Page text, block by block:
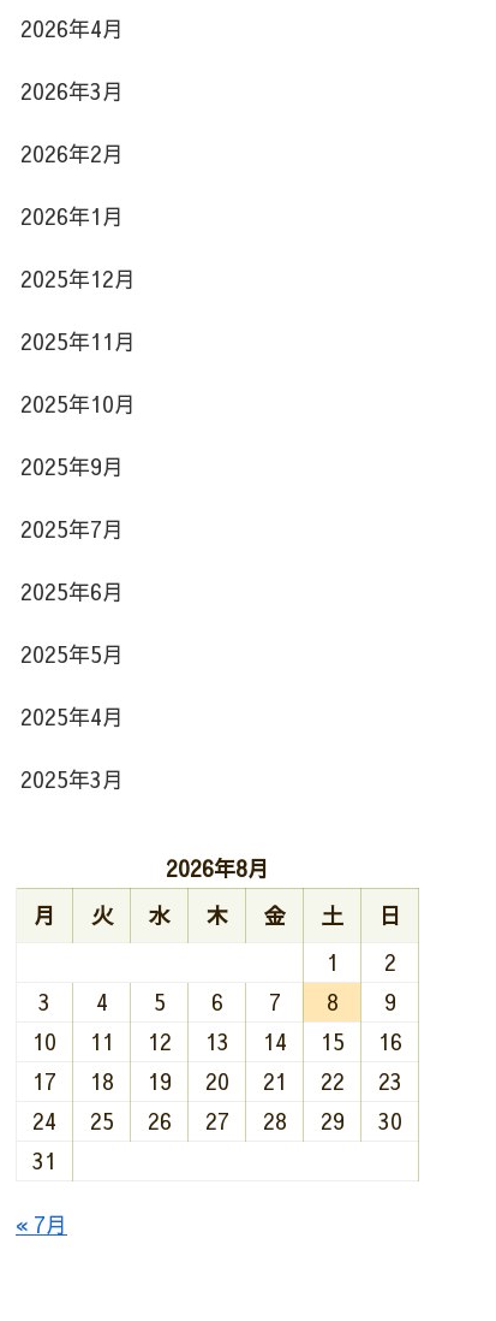
2026年4月
2026年3月
2026年2月
2026年1月
2025年12月
2025年11月
2025年10月
2025年9月
2025年7月
2025年6月
2025年5月
2025年4月
2025年3月
2026年8月
月
火 水 木 金 土
日
1
2
3
4 5 6 7 8
9
10
11 12 13 14 15
16
17
18 19 20 21 22
23
24
25 26 27 28 29
30
31
« 7月